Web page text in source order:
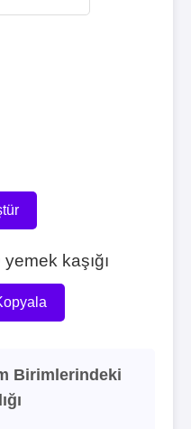
kaşığı
Birimlerindeki